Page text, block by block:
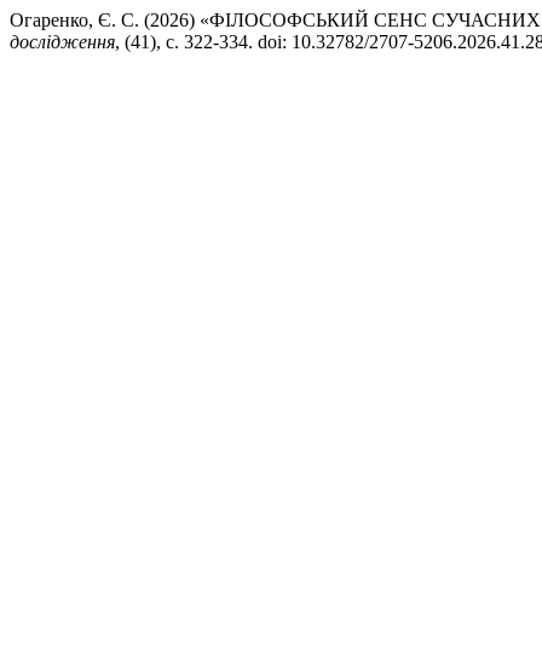
Огаренко, Є. С. (2026) «ФІЛОСОФСЬКИЙ СЕНС
дослідження, (41), с. 322-334. doi: 10.32782/2707-